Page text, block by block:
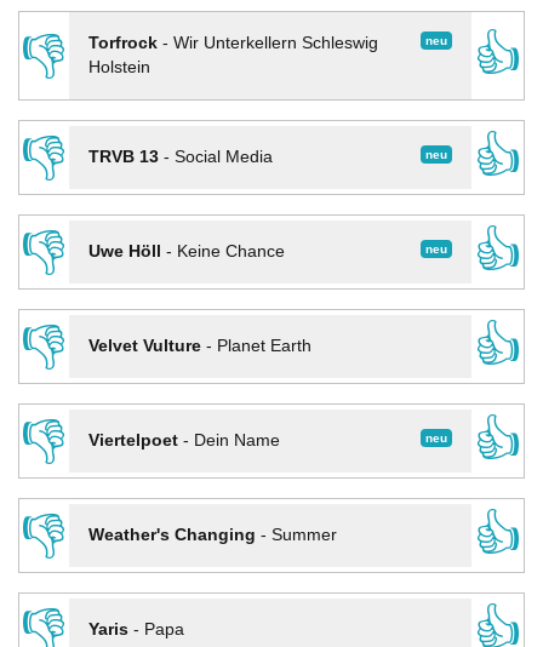
👎
neu
Torfrock- Wir Unterkellern Schleswig
Holstein
👍
👎
neu
TRVB 13- Social Media
👍
👎
neu
Uwe Höll - Keine Chance
👍
👎
Velvet Vulture- Planet Earth
👍
👎
neu
Viertelpoet- Dein Name
👍
👎
Weather's Changing - Summer
👍
👎
Yaris- Papa 👍